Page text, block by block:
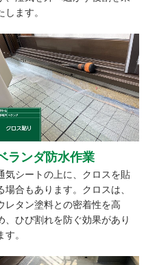
します。
ランダ防水作業
気シートの上に、クロスを貼
場合もあります。クロスは、
レタン塗料との密着性を高
、ひび割れを防ぐ効果があり
す。